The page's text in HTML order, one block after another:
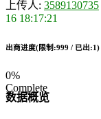
上传人: 3589130735
16 18:17:21
出商进度(限制:999 / 已出:1)
0%
Complete
数据概览